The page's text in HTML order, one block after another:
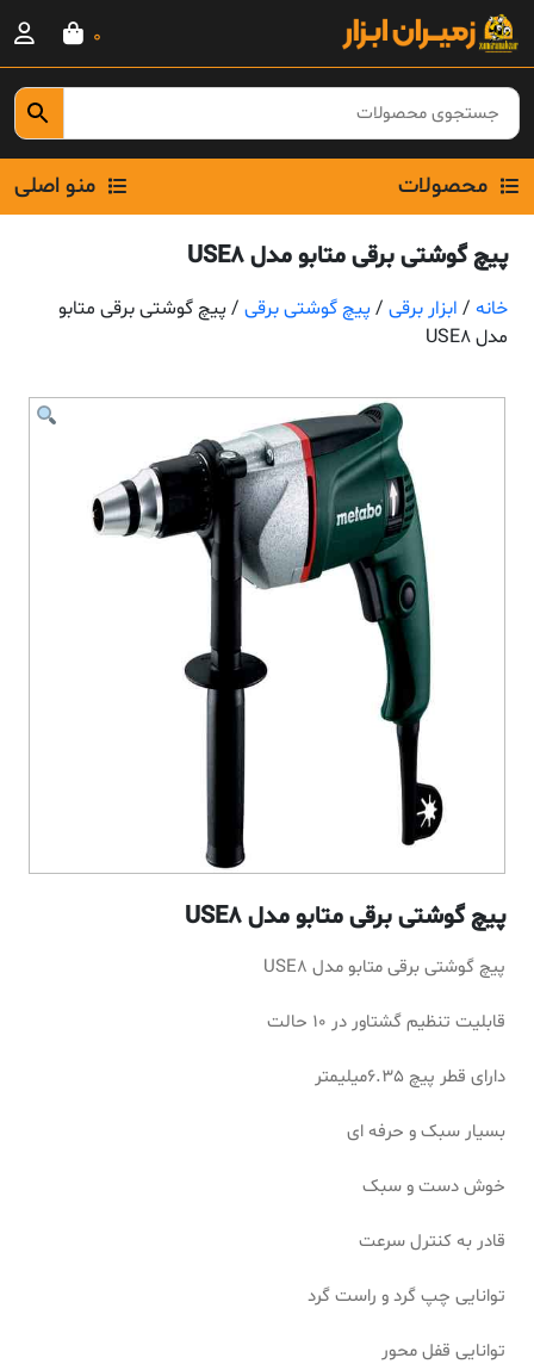
Skip
content
0
محصولات منو اصلی
پیچ گوشتی برقی متابو مدل USE8
خانه / ابزار برقی /پیچ گوشتی برقی / پیچ گوشتی برقی متابو
مدل USE8
پیچ گوشتی برقی متابو مدل USE8
پیچ گوشتی برقی متابو مدل USE8
قابلیت تنظیم گشتاور در 10 حالت
دارای قطر پیچ 6.35میلیمتر
بسیار سبک و حرفه ای
خوش دست و سبک
قادر به کنترل سرعت
توانایی چپ گرد و راست گرد
توانایی قفل محور